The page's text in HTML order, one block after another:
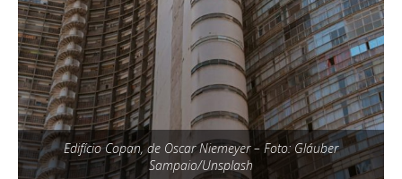
Edifício Copan, de Oscar Niemeyer – Foto: Gláuber
Sampaio/Unsplash